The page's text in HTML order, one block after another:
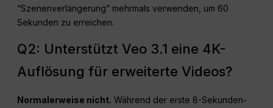
“Szenenverlängerung” mehrmals verwenden, um 60
Sekunden zu erreichen.
Q2: Unterstützt Veo 3.1 eine 4K-
Auflösung für erweiterte Videos?
Normalerweise nicht. Während der erste 8-Sekunden-